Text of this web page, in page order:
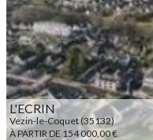
L'ECRIN
Vezin-le-Coquet (35132)
À PARTIR DE 154 000,00 €